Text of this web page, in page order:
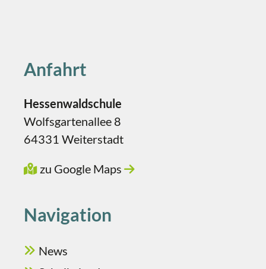
Anfahrt
Hessenwaldschule
Wolfsgartenallee 8
64331 Weiterstadt
zu Google Maps
Navigation
News